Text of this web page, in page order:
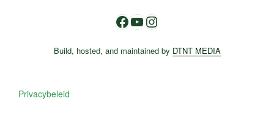
Facebook
YouTube
Instagram
Build, hosted, and maintained by DTNT MEDIA
Privacybeleid